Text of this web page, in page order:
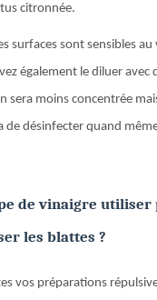
citronnée.
surfaces sont sensibles au
également le diluer avec
sera moins concentrée
de désinfecter quand
de vinaigre utiliser
les blattes ?
vos préparations